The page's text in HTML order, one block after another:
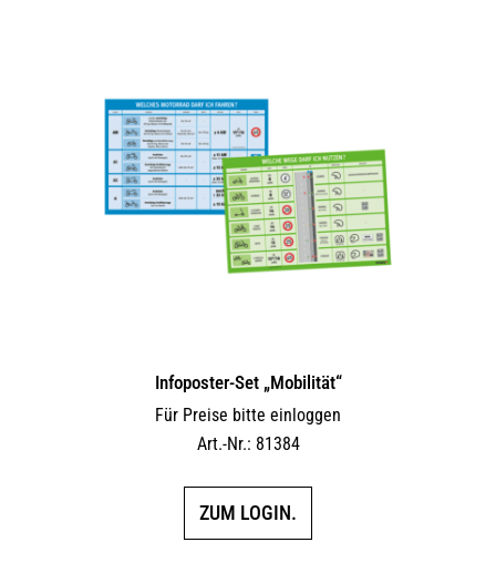
Infoposter-Set „Mobilität“
Für Preise bitte einloggen
Art.-Nr.: 81384
ZUM LOGIN.